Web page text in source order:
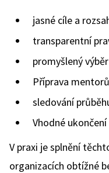
jasné cíle a
transparentní
promyšlený
Příprava
sledování
Vhodné
V praxi je splnění
organizacích obtížné